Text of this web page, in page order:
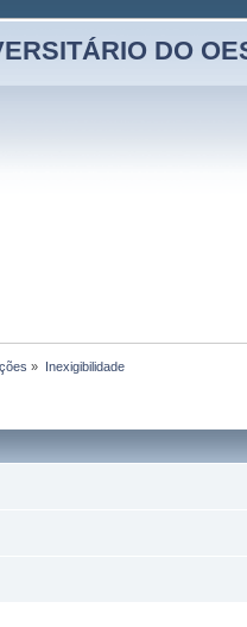
DO
» Inexigibilidade